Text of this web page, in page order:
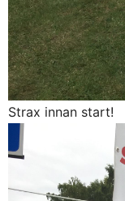
Strax innan start!